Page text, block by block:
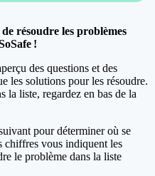
résoudre les problèmes
!
des questions et des
les solutions pour les résoudre.
la liste, regardez en bas de la
pour déterminer où se
chiffres vous indiquent les
le problème dans la liste